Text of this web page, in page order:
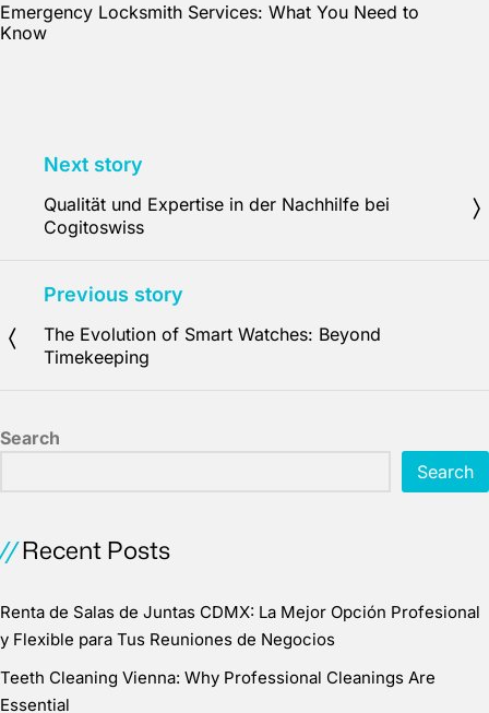
Emergency Locksmith Services: What You Need to
Know
Next story
Qualität und Expertise in der Nachhilfe bei
Cogitoswiss
Previous story
The Evolution of Smart Watches: Beyond
Timekeeping
Search
Search
Recent Posts
Renta de Salas de Juntas CDMX: La Mejor Opción Profesional
y Flexible para Tus Reuniones de Negocios
Teeth Cleaning Vienna: Why Professional Cleanings Are
Essential